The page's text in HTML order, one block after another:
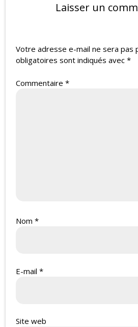
Laisser un
Votre adresse e-mail ne sera pas
obligatoires sont indiqués avec*
Commentaire*
Nom*
E-mail*
Site web